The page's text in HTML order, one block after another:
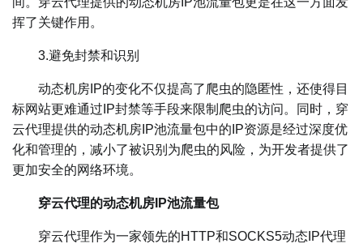
挥了关键作用。
3.避免封禁和识别
动态机房IP的变化不仅提高了爬虫的隐匿性，还使得目
标网站更难通过IP封禁等手段来限制爬虫的访问。同时，穿
云代理提供的动态机房IP池流量包中的IP资源是经过深度优
化和管理的，减小了被识别为爬虫的风险，为开发者提供了
更加安全的网络环境。
穿云代理的动态机房IP池流量包
穿云代理作为一家领先的HTTP和SOCKS5动态IP代理